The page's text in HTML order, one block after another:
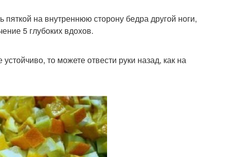
пяткой на внутреннюю сторону бедра другой ноги,
5 глубоких вдохов.
то можете отвести руки назад, как на